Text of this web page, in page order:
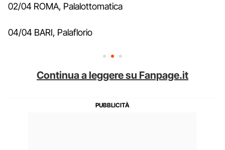
02/04 ROMA, Palalottomatica
04/04 BARI, Palaflorio
Continua a leggere su Fanpage.it